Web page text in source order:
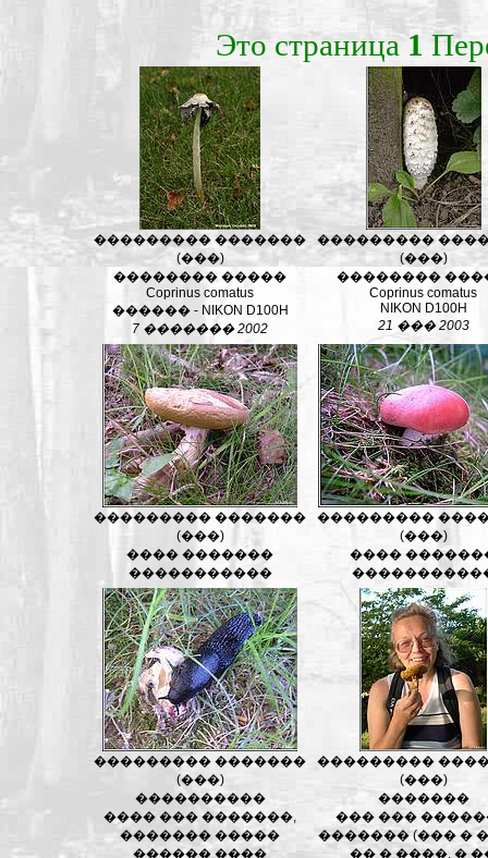
Это страница1
��������� �������
(���)
�������� �����
Coprinus comatus
������ - NIKON D100H
7 ������� 2002
���������
(���)
��������
Coprinus comatus
NIKON D100H
21 ��� 2003
��������� �������
(���)
���� �������
�����������
���������
(���)
����
��������� �������
(���)
����������
���� ��� �������,
������� �����
������ ����
���������
(���)
�������
��� ���
������� (��� �
�� � ����, �